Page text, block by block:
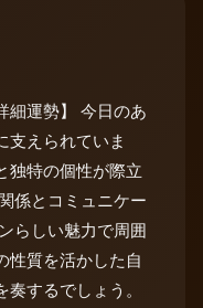
細運勢】 今日のあ
支えられていま
独特の個性が際立
係とコミュニケー
らしい魅力で周囲
性質を活かした自
するでしょう。